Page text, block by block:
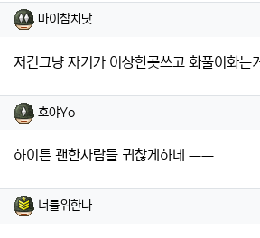
마이참치닷님의 댓글
마이참치닷
저건그냥 자기가 이상한곳쓰고 화풀이화는
호야Yo님의 댓글
호야Yo
하이튼 괜한사람들 귀찮게하네 ㅡㅡ
너를위한나님의 댓글
너를위한나